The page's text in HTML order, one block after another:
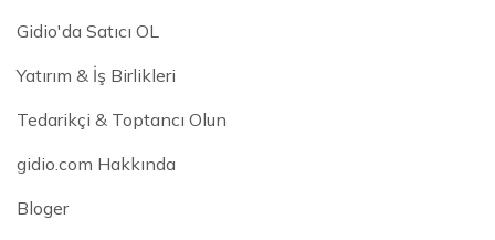
Gidio'da Satıcı OL
Yatırım & İş Birlikleri
Tedarikçi & Toptancı Olun
gidio.com Hakkında
Bloger